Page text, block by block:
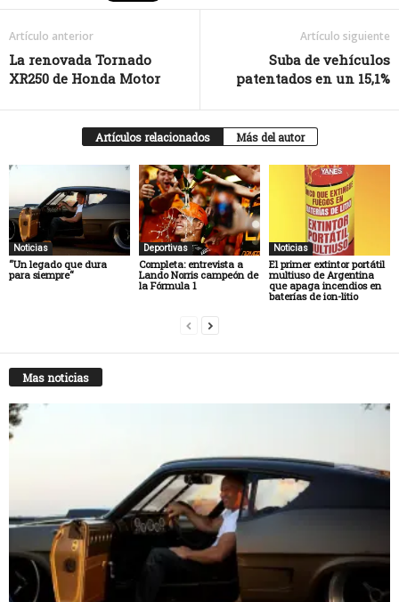
Artículo anterior
La renovada Tornado
XR250 de Honda Motor
Artículo siguiente
Suba de vehículos
patentados en un 15,1%
Artículos relacionados Más del autor
Noticias
“Un legado que dura
para siempre“
Deportivas
Completa: entrevista a
Lando Norris campeón de
la Fórmula 1
Noticias
El primer extintor portátil
multiuso de Argentina
que apaga incendios en
baterías de ion-litio
Mas noticias